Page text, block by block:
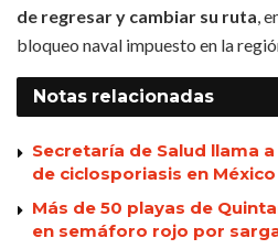
de regresar y cambiar su ruta,
bloqueo naval impuesto en la
Notas relacionadas
Secretaría de Salud llama
de ciclosporiasis en México
Más de 50 playas de
en semáforo rojo por